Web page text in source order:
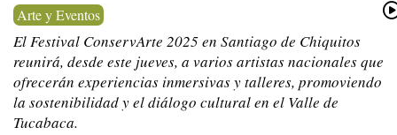
Arte y Eventos
El Festival ConservArte 2025 en Santiago de Chiquitos
reunirá, desde este jueves, a varios artistas nacionales que
ofrecerán experiencias inmersivas y talleres, promoviendo
la sostenibilidad y el diálogo cultural en el Valle de
Tucabaca.